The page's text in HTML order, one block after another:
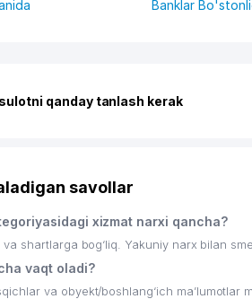
Banklar
qanday tanlash kerak
savollar
xizmat narxi qancha?
shartlarga bog‘liq. Yakuniy narx bilan
vaqt oladi?
va obyekt/boshlang‘ich